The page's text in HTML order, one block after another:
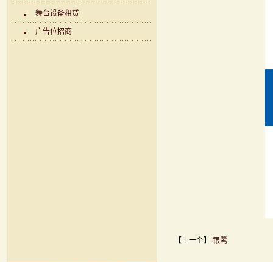
舞台设备租赁
广告位招商
【上一个】 银鹭